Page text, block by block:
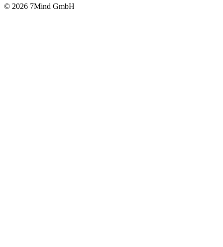
© 2026 7Mind GmbH